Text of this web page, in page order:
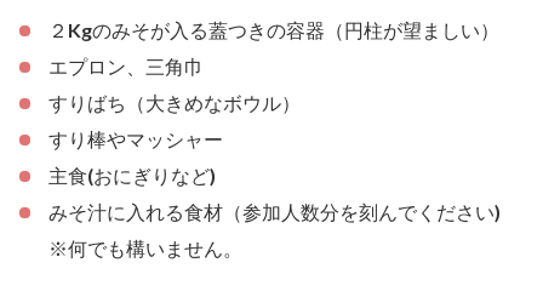
２Kgのみそが入る蓋つきの容器（円柱が望ましい）
エプロン、三角巾
すりばち（大きめなボウル）
すり棒やマッシャー
主食(おにぎりなど)
みそ汁に入れる食材（参加人数分を刻んでください)
※何でも構いません。